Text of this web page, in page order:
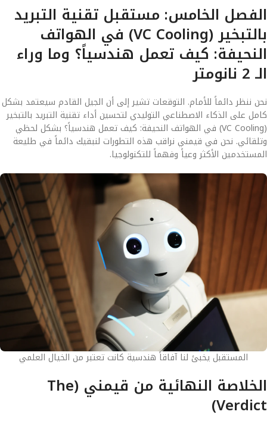
الفصل الخامس: مستقبل تقنية التبريد
بالتبخير (VC Cooling) في الهواتف
النحيفة: كيف تعمل هندسياً؟ وما وراء
الـ 2 نانومتر
نحن ننظر دائماً للأمام. التوقعات تشير إلى أن الجيل القادم سيعتمد بشكل
كامل على الذكاء الاصطناعي التوليدي لتحسين أداء تقنية التبريد بالتبخير
(VC Cooling) في الهواتف النحيفة: كيف تعمل هندسياً؟ بشكل لحظي
وتلقائي. نحن في قيمني نراقب هذه التطورات لنبقيك دائماً في طليعة
المستخدمين الأكثر وعياً وفهماً للتكنولوجيا.
المستقبل يخبئ لنا آفاقاً هندسية كانت تعتبر من الخيال العلمي
الخلاصة النهائية من قيمني (The
Verdict)